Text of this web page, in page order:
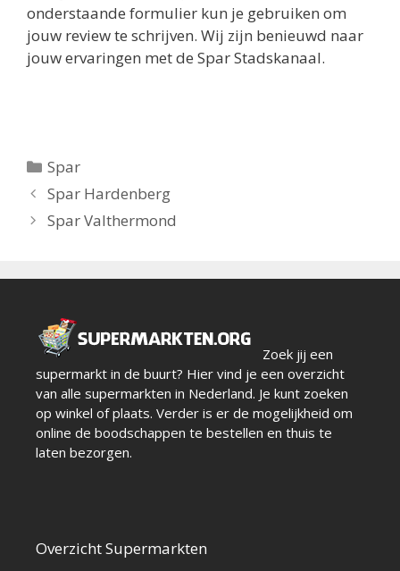
onderstaande formulier kun je gebruiken om
jouw review te schrijven. Wij zijn benieuwd naar
jouw ervaringen met de Spar Stadskanaal.
Categorieën
Spar
Berichtnavigatie
Spar Hardenberg
Spar Valthermond
Zoek jij een
supermarkt in de buurt? Hier vind je een overzicht
van alle supermarkten in Nederland. Je kunt zoeken
op winkel of plaats. Verder is er de mogelijkheid om
online de boodschappen te bestellen en thuis te
laten bezorgen.
Overzicht Supermarkten